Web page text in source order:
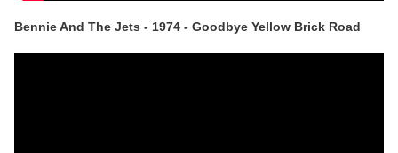
Bennie And The Jets - 1974 - Goodbye Yellow Brick Road